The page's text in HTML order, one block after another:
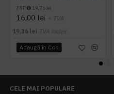
PRP 19,76 lei
16,00 lei + TVA
19,36 lei TVA inclus
Adaugă în Coş
CELE MAI POPULARE